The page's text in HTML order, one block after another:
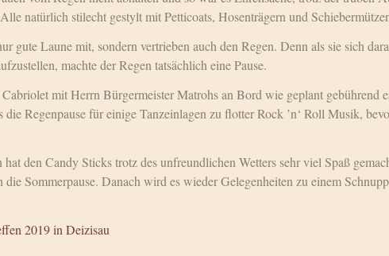
natürlich stilecht gestylt mit Petticoats, Hosenträgern und
gute Laune mit, sondern vertrieben auch den Regen. Denn als sie sich
machte der Regen tatsächlich eine Pause.
mit Herrn Bürgermeister Matrohs an Bord wie geplant gebührend
die Regenpause für einige Tanzeinlagen zu flotter Rock ’n‘ Roll Musik,
den Candy Sticks trotz des unfreundlichen Wetters sehr viel Spaß
Sommerpause. Danach wird es wieder Gelegenheiten zu einem
2019 in Deizisau